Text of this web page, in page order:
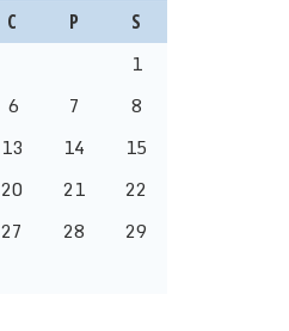
C P S
1
6 7
8
13 14
15
20 21
22
27 28
29